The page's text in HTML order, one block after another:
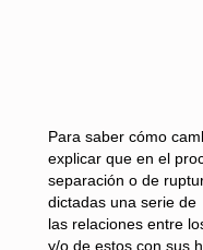
Para saber cómo
explicar que en el
separación o de
dictadas una serie
las relaciones entre
y/o de estos con sus